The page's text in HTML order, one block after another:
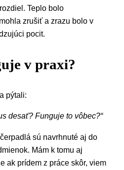
Teplo bolo
zrušiť a zrazu bolo v
pocit.
v praxi?
pýtali:
desať? Funguje to vôbec?“
sú navrhnuté aj do
Mám k tomu aj
ak prídem z práce skôr, viem